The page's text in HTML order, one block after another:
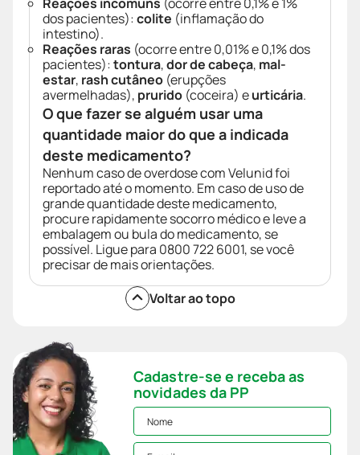
dos pacientes):colite (inflamação do
intestino).
Reações raras (ocorre entre 0,01% e 0,1% dos
pacientes):tontura,dor de cabeça, mal-
estar, rash cutâneo (erupções
avermelhadas), prurido (coceira) eurticária.
O que fazer se alguém usar uma
quantidade maior do que a indicada
deste medicamento?
Nenhum caso de overdose com Velunid foi
reportado até o momento. Em caso de uso de
grande quantidade deste medicamento,
procure rapidamente socorro médico e leve a
embalagem ou bula do medicamento, se
possível. Ligue para 0800 722 6001, se você
precisar de mais orientações.
Voltar ao topo
Cadastre-se e receba as
novidades da PP